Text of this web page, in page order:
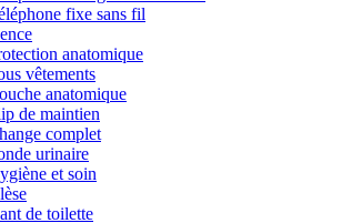
fixe sans fil
anatomique
vêtements
anatomique
de maintien
complet
urinaire
et soin
de toilette